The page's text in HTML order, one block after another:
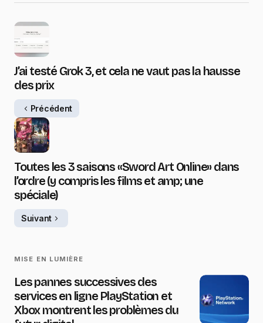
J’ai testé Grok 3, et cela ne vaut pas la hausse
des prix
Précédent
Toutes les 3 saisons «Sword Art Online» dans
l’ordre (y compris les films et amp; une
spéciale)
Suivant
MISE EN LUMIÈRE
Les pannes successives des
services en ligne PlayStation et
Xbox montrent les problèmes du